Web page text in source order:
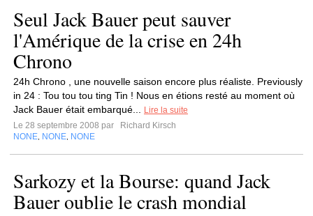
Seul Jack Bauer peut sauver
l'Amérique de la crise en 24h
Chrono
24h Chrono , une nouvelle saison encore plus réaliste. Previously
in 24 : Tou tou tou ting Tin ! Nous en étions resté au moment où
Jack Bauer était embarqué...
Lire la suite
Le 28 septembre 2008 par
Richard Kirsch
NONE NONE NONE
Sarkozy et la Bourse: quand Jack
Bauer oublie le crash mondial